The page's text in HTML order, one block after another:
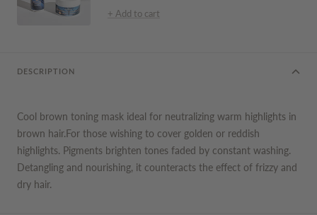
DESCRIPTION
Cool brown toning mask ideal for neutralizing warm highlights in
brown hair.For those wishing to cover golden or reddish
highlights. Pigments brighten tones faded by constant washing.
Detangling and nourishing, it counteracts the effect of frizzy and
dry hair.
price
+ Add to cart